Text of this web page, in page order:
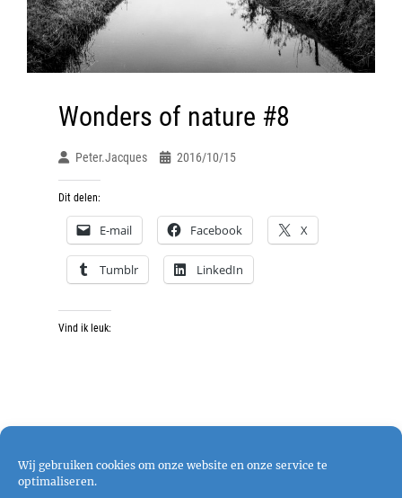
Wij gebruiken cookies om onze website en onze service te
optimaliseren.
Wonders of nature #8
Peter.jacques 2016/10/15
Dit delen:
E-mail Facebook X
Tumblr LinkedIn
Vind ik leuk: